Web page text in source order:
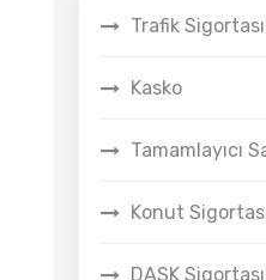
Trafik Sigortası
Kasko
Tamamlayıcı
Konut
DASK Sigortası